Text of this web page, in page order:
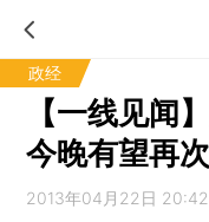
政经
【一线见闻
今晚有望再
2013年04月22日 20:42